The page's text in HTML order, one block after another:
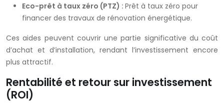
Eco-prêt à taux zéro (PTZ) : Prêt à taux zéro pour
financer des travaux de rénovation énergétique.
Ces aides peuvent couvrir une partie significative du coût
d’achat et d’installation, rendant l’investissement encore
plus attractif.
Rentabilité et retour sur investissement
(ROI)